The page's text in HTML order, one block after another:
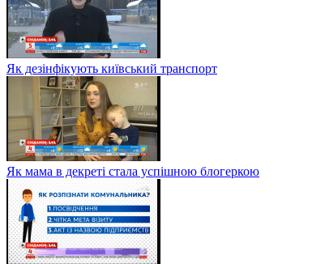
Як дезінфікують київський транспорт
Як мама в декреті стала успішною блогеркою